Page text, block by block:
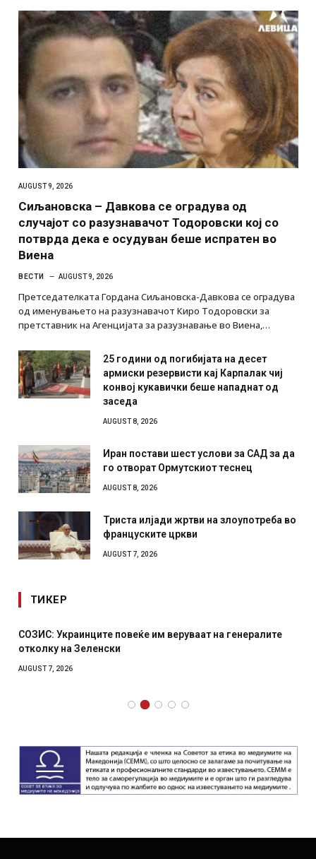
AUGUST 9, 2026
Сиљановска – Давкова се оградува од
случајот со разузнавачот Тодоровски кој со
потврда дека е осудуван беше испратен во
Виена
ВЕСТИ AUGUST 9, 2026
Претседателката Гордана Сиљановска-Давкова се оградува
од именувањето на разузнавачот Киро Тодоровски за
претставник на Агенцијата за разузнавање во Виена,…
25 години од погибијата на десет
армиски резервисти кај Карпалак чиј
конвој кукавички беше нападнат од
заседа
AUGUST 8, 2026
Иран постави шест услови за САД за да
го отворат Ормутскиот теснец
AUGUST 8, 2026
Триста илјади жртви на злоупотреба во
француските цркви
AUGUST 7, 2026
ТИКЕР
СОЗИС: Украинците повеќе им веруваат на генералите
отколку на Зеленски
AUGUST 7, 2026